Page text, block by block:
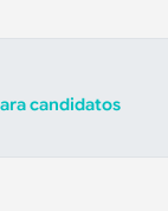
candidatos